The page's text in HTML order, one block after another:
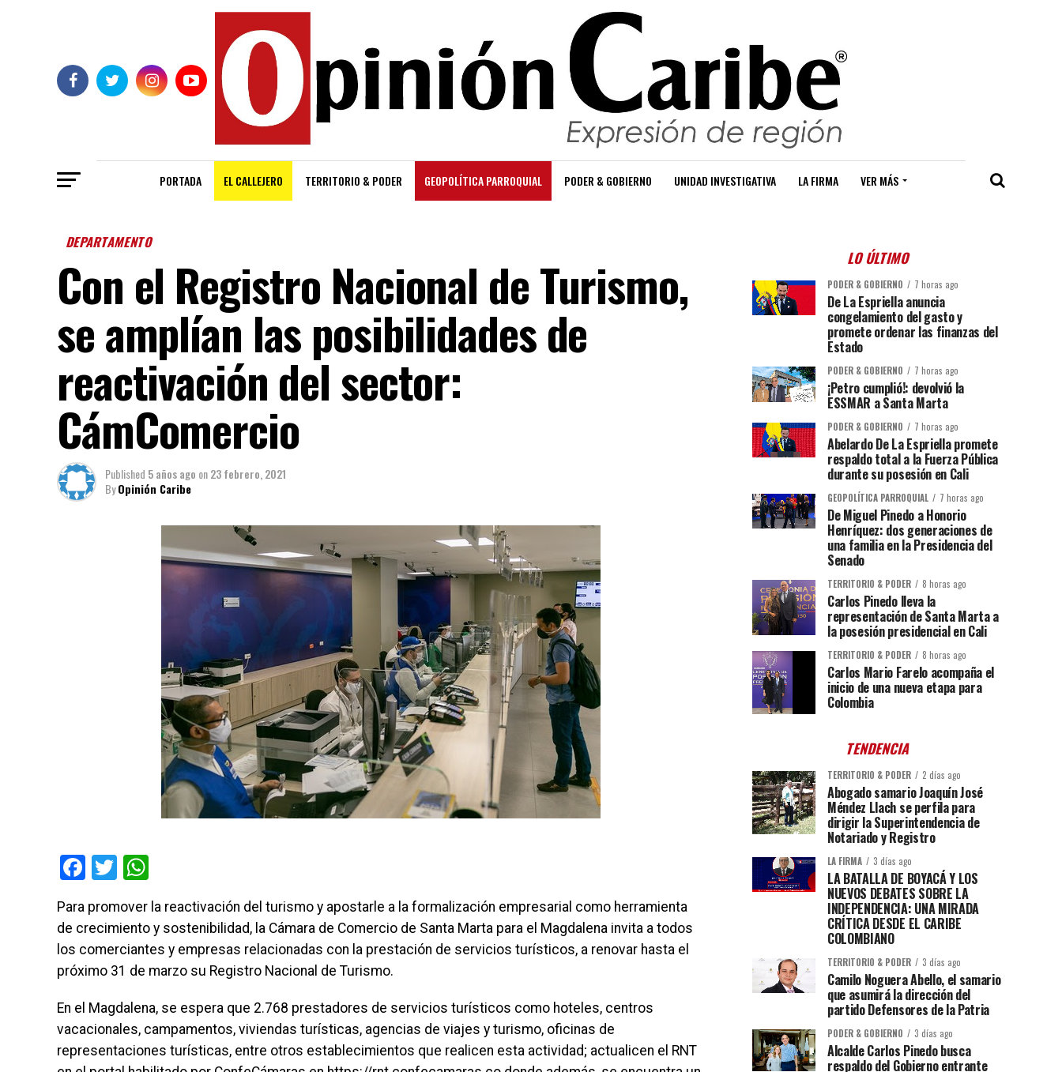
PORTADA EL CALLEJERO TERRITORIO & PODER GEOPOLÍTICA PARROQUIAL PODER & GOBIERNO UNIDAD INVESTIGATIVA LA FIRMA VER MÁS
DEPARTAMENTO
Con el Registro Nacional de Turismo,
se amplían las posibilidades de
reactivación del sector:
CámComercio
Published 5 años ago on23 febrero, 2021
ByOpinión Caribe
Facebook
Twitter
Para promover la reactivación del turismo y apostarle a la formalización empresarial como herramienta
de crecimiento y sostenibilidad, la Cámara de Comercio de Santa Marta para el Magdalena invita a todos
los comerciantes y empresas relacionadas con la prestación de servicios turísticos, a renovar hasta el
próximo 31 de marzo su Registro Nacional de Turismo.
En el Magdalena, se espera que 2.768 prestadores de servicios turísticos como hoteles, centros
vacacionales, campamentos, viviendas turísticas, agencias de viajes y turismo, oficinas de
representaciones turísticas, entre otros establecimientos que realicen esta actividad; actualicen el RNT
LO ÚLTIMO
PODER & GOBIERNO 7 horas ago
De La Espriella anuncia
congelamiento del gasto y
promete ordenar las finanzas del
Estado
PODER & GOBIERNO 7 horas ago
¡Petro cumplió!: devolvió la
ESSMAR a Santa Marta
PODER & GOBIERNO 7 horas ago
Abelardo De La Espriella promete
respaldo total a la Fuerza Pública
durante su posesión en Cali
GEOPOLÍTICA PARROQUIAL 7 horas ago
De Miguel Pinedo a Honorio
Henríquez: dos generaciones de
una familia en la Presidencia del
Senado
TERRITORIO & PODER 8 horas ago
Carlos Pinedo lleva la
representación de Santa Marta a
la posesión presidencial en Cali
TERRITORIO & PODER 8 horas ago
Carlos Mario Farelo acompaña el
inicio de una nueva etapa para
Colombia
TENDENCIA
TERRITORIO & PODER 2 días ago
Abogado samario Joaquín José
Méndez Llach se perfila para
dirigir la Superintendencia de
Notariado y Registro
LA FIRMA 3 días ago
LA BATALLA DE BOYACÁ Y LOS
NUEVOS DEBATES SOBRE LA
INDEPENDENCIA: UNA MIRADA
CRÍTICA DESDE EL CARIBE
COLOMBIANO
TERRITORIO & PODER 3 días ago
Camilo Noguera Abello, el samario
que asumirá la dirección del
partido Defensores de la Patria
PODER & GOBIERNO 3 días ago
Alcalde Carlos Pinedo busca
respaldo del Gobierno entrante